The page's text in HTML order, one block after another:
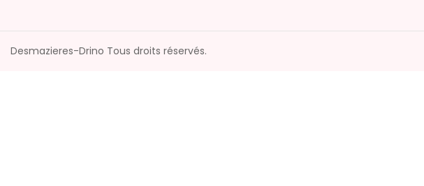
Desmazieres-Drino Tous droits réservés.